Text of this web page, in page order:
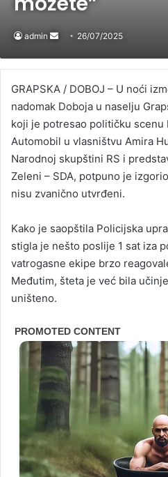
admin
Send
email
26/07/2025
GRAPSKA / DOBOJ – U noći
nadomak Doboja u naselju
koji je potresao političku scenu
Automobil u vlasništvu Amira
Narodnoj skupštini RS i
Zeleni – SDA, potpuno je
nisu zvanično utvrđeni.
Kako je saopštila Policijska
stigla je nešto poslije 1 sat iza
vatrogasne ekipe brzo
Međutim, šteta je već bila
uništeno.